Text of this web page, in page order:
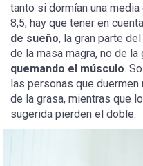
tanto si dormían una
8,5, hay que tener en
de sueño, la gran parte
de la masa magra, no de la
quemando el músculo.
las personas que
de la grasa, mientras que
sugerida pierden el doble.